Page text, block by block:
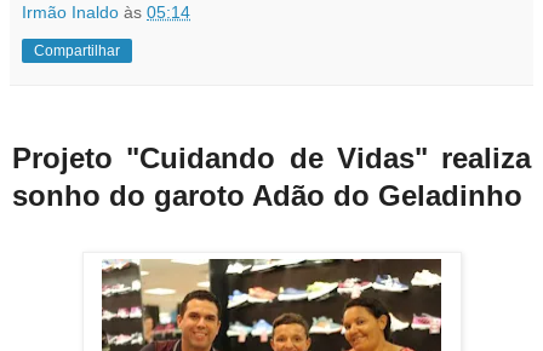
Irmão Inaldo às 05:14
Compartilhar
Projeto "Cuidando de Vidas" realiza
sonho do garoto Adão do Geladinho